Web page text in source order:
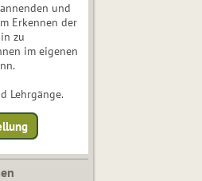
und
Erkennen der
zu
im eigenen
Lehrgänge.